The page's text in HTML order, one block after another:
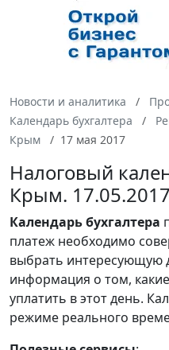
Новости и аналитика
Календарь бухгалтера
Крым
17 мая 2017
Налоговый
Крым. 17.05.2017
Календарьбухгалтера
платеж необходимо
выбрать интересующую
информация о том,
уплатить в этот день.
режиме реального